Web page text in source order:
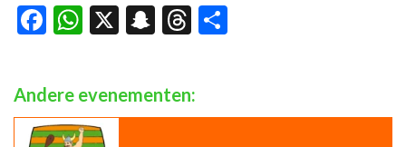
Facebook
WhatsApp
X Snapchat
Threads
Andere evenementen: